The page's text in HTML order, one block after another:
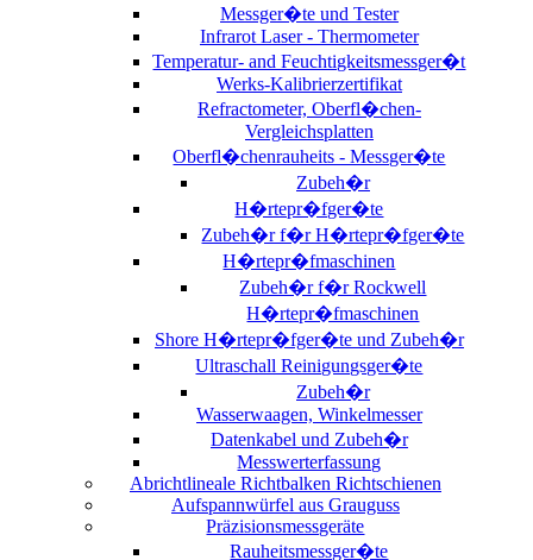
Messger�te und Tester
Infrarot Laser - Thermometer
Temperatur- and Feuchtigkeitsmessger�t
Werks-Kalibrierzertifikat
Refractometer, Oberfl�chen-
Vergleichsplatten
Oberfl�chenrauheits - Messger�te
Zubeh�r
H�rtepr�fger�te
Zubeh�r f�r H�rtepr�fger�te
H�rtepr�fmaschinen
Zubeh�r f�r Rockwell
H�rtepr�fmaschinen
Shore H�rtepr�fger�te und Zubeh�r
Ultraschall Reinigungsger�te
Zubeh�r
Wasserwaagen, Winkelmesser
Datenkabel und Zubeh�r
Messwerterfassung
Abrichtlineale Richtbalken Richtschienen
Aufspannwürfel aus Grauguss
Präzisionsmessgeräte
Rauheitsmessger�te